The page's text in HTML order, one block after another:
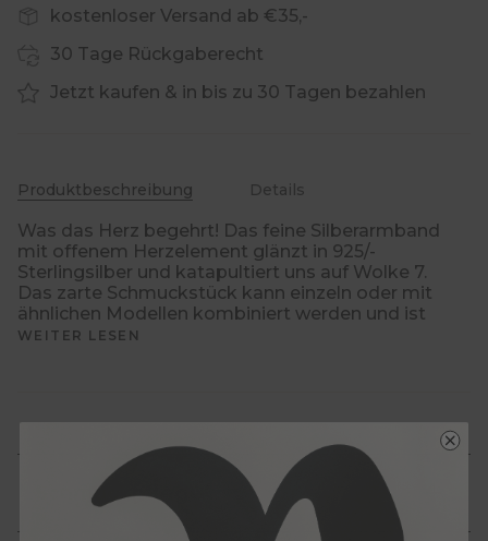
kostenloser Versand ab €35,-
30 Tage Rückgaberecht
Jetzt kaufen & in bis zu 30 Tagen bezahlen
Produktbeschreibung Details
Was das Herz begehrt! Das feine Silberarmband
mit offenem Herzelement glänzt in 925/-
Sterlingsilber und katapultiert uns auf Wolke 7.
Das zarte Schmuckstück kann einzeln oder mit
ähnlichen Modellen kombiniert werden und ist
WEITER LESEN
Schmuckpflege